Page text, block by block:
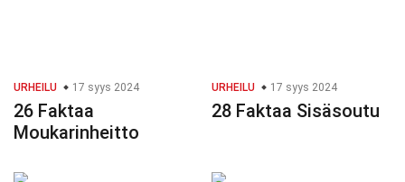
URHEILU 17 syys 2024
26 Faktaa
Moukarinheitto
URHEILU 17 syys 2024
28 Faktaa Sisäsoutu